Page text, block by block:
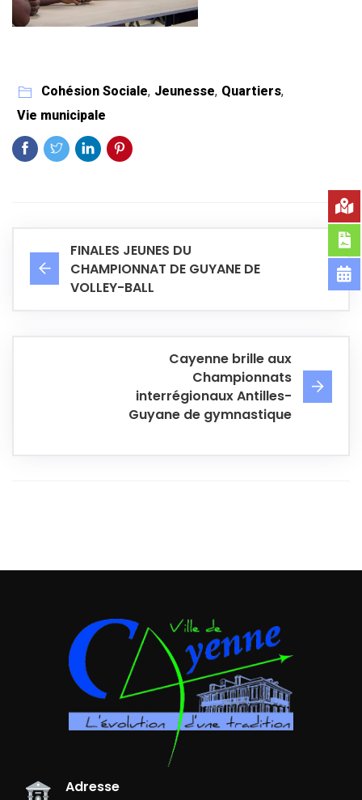
Cohésion Sociale, Jeunesse, Quartiers,
Vie municipale
FINALES JEUNES DU
CHAMPIONNAT DE GUYANE DE
VOLLEY-BALL
Cayenne brille aux
Championnats
interrégionaux Antilles-
Guyane de gymnastique
Adresse